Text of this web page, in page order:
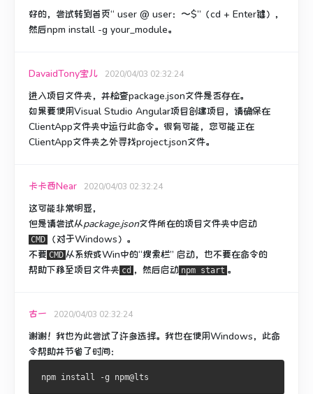
好的，尝试转到首页“ user @ user：〜$”（cd + Enter键），
然后npm install -g your_module。
DavaidTony宝儿 2020/04/03 02:32:24
进入项目文件夹，并检查package.json文件是否存在。
如果要使用Visual Studio Angular项目创建项目，请确保在
ClientApp文件夹中运行此命令。 很有可能，您可能正在
ClientApp文件夹之外寻找project.json文件。
卡卡西Near 2020/04/03 02:32:24
这可能非常明显，
但是请尝试从package.json文件所在的项目文件夹中启动
CMD （对于Windows） 。
不要 CMD 从系统或Win中的“搜索栏” 启动，也不要在命令的
帮助下移至项目文件夹 cd ，然后启动 npm start 。
古一 2020/04/03 02:32:24
谢谢！ 我也为此尝试了许多选择。 我也在使用Windows，此命
令帮助并节省了时间：